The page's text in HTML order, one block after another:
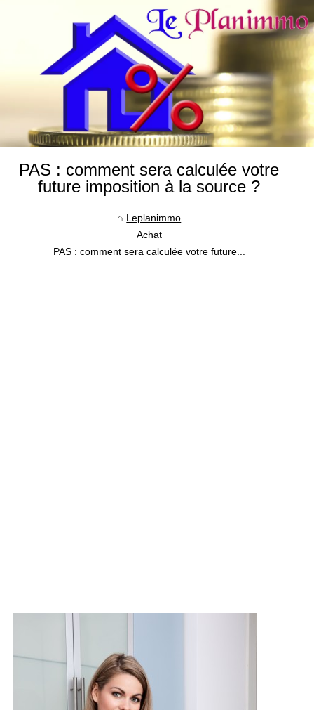
PAS : comment sera calculée votre
future imposition à la source ?
Leplanimmo
Achat
PAS : comment sera calculée votre future...